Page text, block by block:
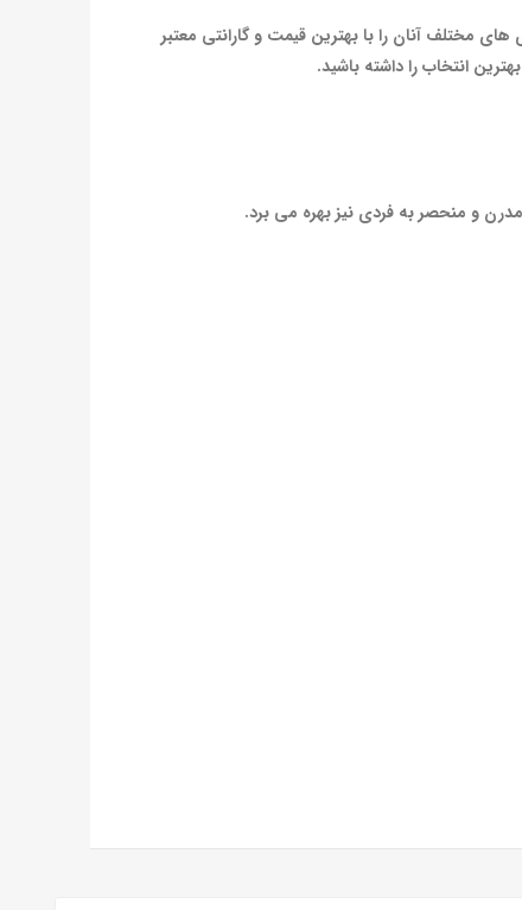
مختلف آنان را با بهترین قیمت و گارانتی معتبر
انتخاب را داشته باشید.
و منحصر به فردی نیز بهره می ‌برد.